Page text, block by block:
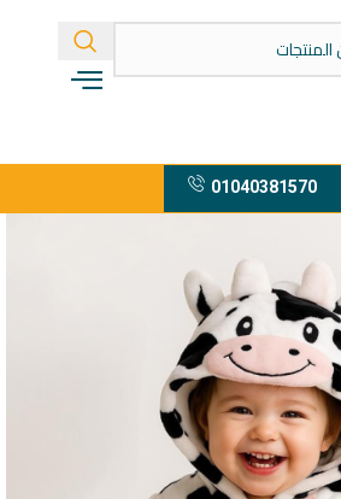
01040381570